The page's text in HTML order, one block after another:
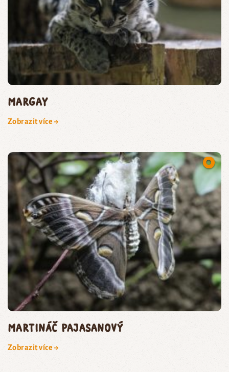
margay
Zobrazit více →
martináč pajasanový
Zobrazit více →